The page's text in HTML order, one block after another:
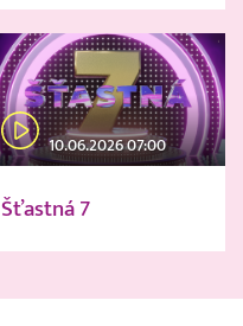
10.06.2026 07:00
Šťastná 7